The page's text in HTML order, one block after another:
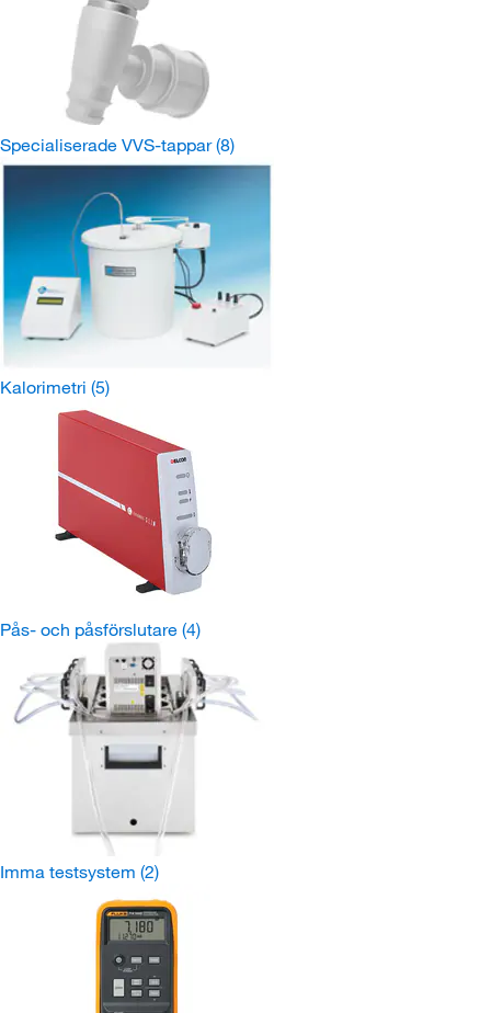
Specialiserade VVS-tappar(8)
Kalorimetri (5)
Pås- och påsförslutare (4)
Imma testsystem (2)